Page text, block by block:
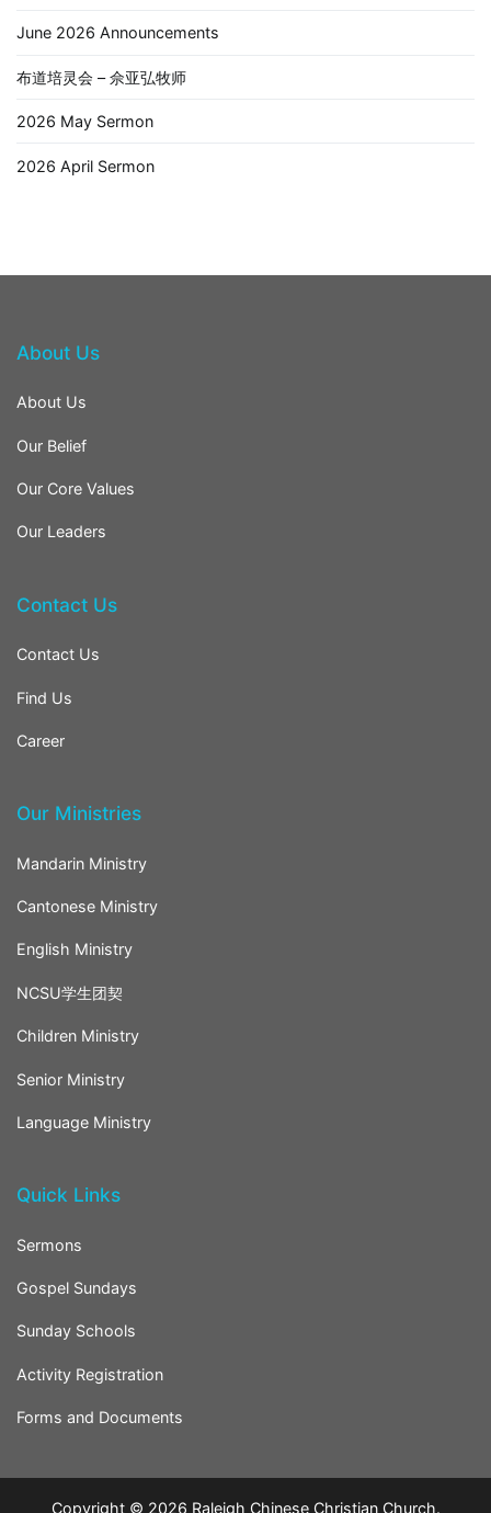
June 2026 Announcements
布道培灵会 – 佘亚弘牧师
2026 May Sermon
2026 April Sermon
About Us
About Us
Our Belief
Our Core Values
Our Leaders
Contact Us
Contact Us
Find Us
Career
Our Ministries
Mandarin Ministry
Cantonese Ministry
English Ministry
NCSU学生团契
Children Ministry
Senior Ministry
Language Ministry
Quick Links
Sermons
Gospel Sundays
Sunday Schools
Activity Registration
Forms and Documents
Copyright © 2026 Raleigh Chinese Christian Church.